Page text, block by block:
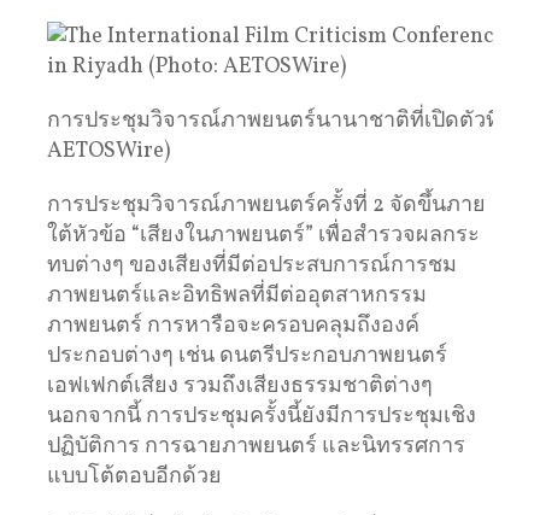
การประชุมวิจารณ์ภาพยนตร์นานาชาติที่เปิดตัวที่ริย
AETOSWire)
การประชุมวิจารณ์ภาพยนตร์ครั้งที่ 2 จัดขึ้นภาย
ใต้หัวข้อ “เสียงในภาพยนตร์” เพื่อสำรวจผลกระ
ทบต่างๆ ของเสียงที่มีต่อประสบการณ์การชม
ภาพยนตร์และอิทธิพลที่มีต่ออุตสาหกรรม
ภาพยนตร์ การหารือจะครอบคลุมถึงองค์
ประกอบต่างๆ เช่น ดนตรีประกอบภาพยนตร์
เอฟเฟกต์เสียง รวมถึงเสียงธรรมชาติต่างๆ
นอกจากนี้ การประชุมครั้งนี้ยังมีการประชุมเชิง
ปฏิบัติการ การฉายภาพยนตร์ และนิทรรศการ
แบบโต้ตอบอีกด้วย